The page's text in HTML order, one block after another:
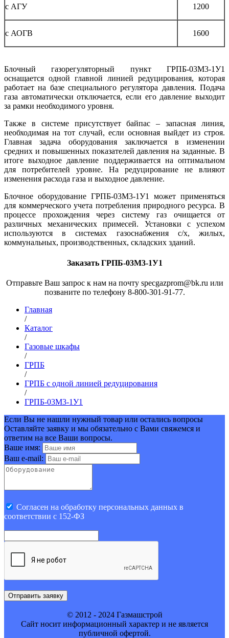
с АГУ 1200
с АОГВ 1600
Блочный газорегуляторный пункт ГРПБ-03М3-1У1
оснащается одной главной линией редуцирования, которая
работает на базе специального регулятора давления. Подача
газа автоматически отключается, если его давление выходит
за рамки необходимого уровня.
Также в системе присутствует байпас – запасная линия,
необходимая на тот случай, если основная выйдет из строя.
Главная задача оборудования заключается в изменении
средних и повышенных показателей давления на заданные. В
итоге выходное давление поддерживается на оптимальном
для потребителей уровне. На редуцирование не влияют
изменения расхода газа и выходное давление.
Блочное оборудование ГРПБ-03М3-1У1 может применяться
для коммерческого учета потребления природного ресурса. В
процессе прохождения через систему газ очищается от
различных механических примесей. Установки с успехом
используются в системах газоснабжения с/х, жилых,
коммунальных, производственных, складских зданий.
Заказать ГРПБ-03М3-1У1
Отправьте Ваш запрос к нам на почту specgazprom@bk.ru или
позваните по телефону 8-800-301-91-77.
Главная
/
Каталог
/
Газовые шкафы
/
ГРПБ
/
ГРПБ с одной линией редуцирования
/
ГРПБ-03М3-1У1
Если Вы не нашли нужный товар или остались вопросы
Оставляйте заявку и мы обязательно с Вами свяжемся и
ответим на все Ваши вопросы.
Ваше имя:
Ваш e-mail:
Cогласен на обработку персональных данных в
соответствии с 152-ФЗ
Отправить заявку
© 2012 - 2024 Газмашстрой
Cайт носит информационный характер и не является
публичной офертой.